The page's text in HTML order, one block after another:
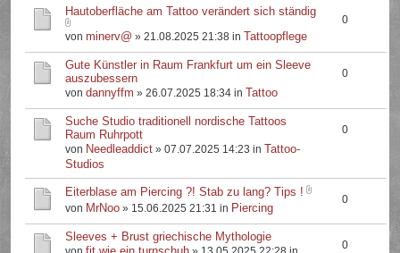
Hautoberfläche am Tattoo verändert sich ständig
vonminerv@ » 21.08.2025 21:38 in Tattoopflege
0
Gute Künstler in Raum Frankfurt um ein Sleeve
auszubessern
vondannyffm » 26.07.2025 18:34 in Tattoo
0
Suche Studio traditionell nordische Tattoos
Raum Ruhrpott
von Needleaddict » 07.07.2025 14:23 in Tattoo-
Studios
0
Eiterblase am Piercing ?! Stab zu lang? Tips !
von MrNoo » 15.06.2025 21:31 in Piercing
0
Sleeves + Brust griechische Mythologie
0